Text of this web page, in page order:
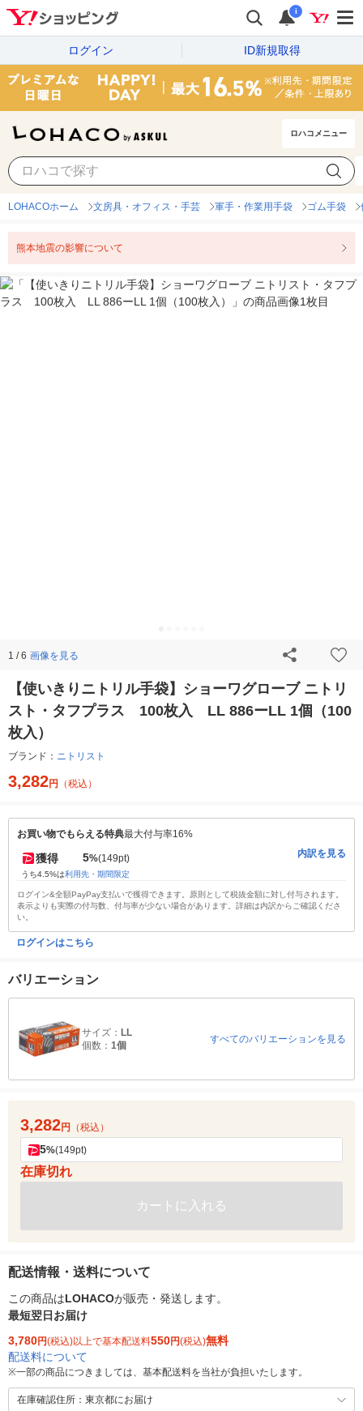
i
ログイン ID新規取得
ロハコメニュー
LOHACOホーム 文房具・オフィス・手芸 軍手・作業用手袋 ゴム手袋
熊本地震の影響について
1 / 6 画像を見る
【使いきりニトリル手袋】ショーワグローブ ニトリ
スト・タフプラス 100枚入 LL 886ーLL 1個（100
枚入）
ブランド： ニトリスト
3,282円 （税込）
お買い物でもらえる特典最大付与率16%
獲得 5%(149pt)
うち4.5%は利用先・期間限定
内訳を見る
ログイン&全額PayPay支払いで獲得できます。原則として税抜金額に対し付与されます。
表示よりも実際の付与数、付与率が少ない場合があります。詳細は内訳からご確認くださ
い。
ログインはこちら
バリエーション
サイズ： LL
個数： 1個
すべてのバリエーションを見る
3,282円 （税込）
5%(149pt)
在庫切れ
カートに入れる
配送情報・送料について
この商品はLOHACOが販売・発送します。
最短翌日お届け
3,780円(税込)以上で基本配送料550円(税込)無料
配送料について
※一部の商品につきましては、基本配送料を当社が負担いたします。
在庫確認住所：東京都にお届け